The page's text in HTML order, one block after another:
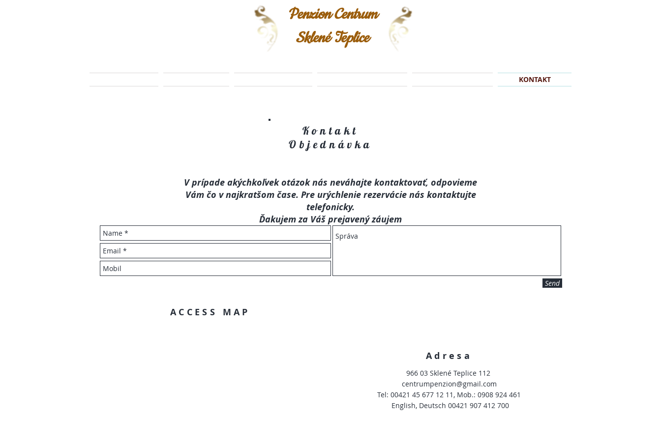
Penzion Centrum
Sklené Teplice
KONTAKT
Kontakt
Objednávka
V prípade akýchkoľvek otázok nás neváhajte kontaktovať, odpovieme
Vám čo v najkratšom čase. Pre urýchlenie rezervácie nás kontaktujte
telefonicky.
Ďakujem za Váš prejavený záujem
Send
ACCESS MAP
Adresa
966 03 Sklené Teplice 112
centrumpenzion@gmail.com
Tel: 00421 45 677 12 11, Mob.: 0908 924 461
English, Deutsch 00421 907 412 700